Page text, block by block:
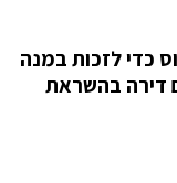
כדי לזכות במנה
דירה בהשראת